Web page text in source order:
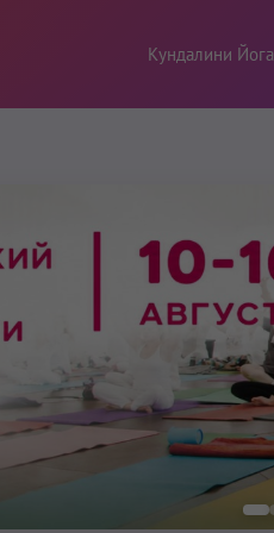
Кундалини Йога